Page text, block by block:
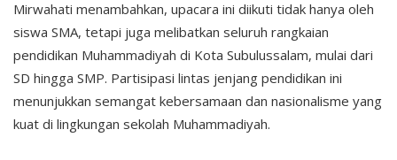
Mirwahati menambahkan, upacara ini diikuti tidak hanya oleh
siswa SMA, tetapi juga melibatkan seluruh rangkaian
pendidikan Muhammadiyah di Kota Subulussalam, mulai dari
SD hingga SMP. Partisipasi lintas jenjang pendidikan ini
menunjukkan semangat kebersamaan dan nasionalisme yang
kuat di lingkungan sekolah Muhammadiyah.